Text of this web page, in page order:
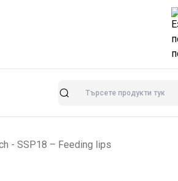
Търсене
- SSP18 – Feeding lips